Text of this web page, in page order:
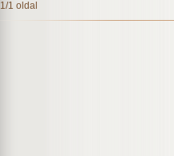
1/1 oldal